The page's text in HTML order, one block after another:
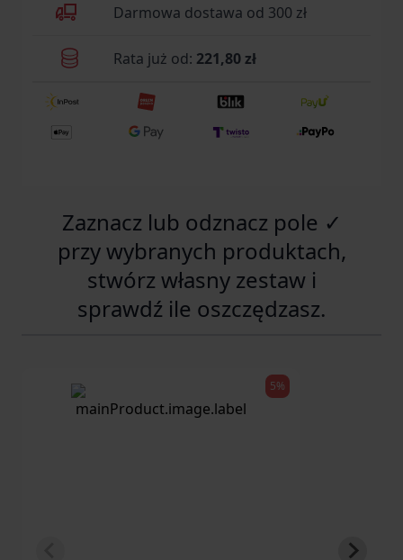
Darmowa dostawa od 300 zł
Rata już od: 221,80 zł
Zaznacz lub odznacz pole ✓
przy wybranych produktach,
stwórz własny zestaw i
sprawdź ile oszczędzasz.
5%